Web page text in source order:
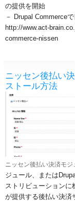
の提供を開始
－ Drupal Commerce
http://www.act-
commerce-nissen
ニッセン後払い
ストール方法
ニッセン後払い決済モジ
ジュール、または
ストリビューション
が提供する後払い決済